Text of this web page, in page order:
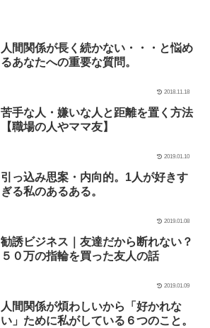
人間関係が長く続かない・・・と悩め
るあなたへの重要な質問。
2018.11.18
苦手な人・嫌いな人と距離を置く方法
【職場の人やママ友】
2019.01.10
引っ込み思案・内向的。1人が好きす
ぎる私のあるある。
2019.01.08
勧誘ビジネス｜友達だから断れない？
５０万の指輪を買った友人の話
2019.01.09
人間関係が煩わしいから「好かれな
い」ために私がしている６つのこと。